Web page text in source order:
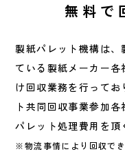
無料で
製紙パレット機構は、
ている製紙メーカー
け回収業務を行ってお
ト共同回収事業参加
パレット処理費用を頂
※物流事情により回収で